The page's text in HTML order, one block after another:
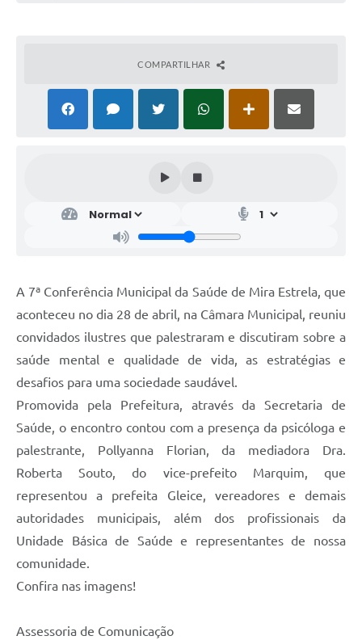
COMPARTILHAR
A 7ª Conferência Municipal da Saúde de Mira Estrela, que
aconteceu no dia 28 de abril, na Câmara Municipal, reuniu
convidados ilustres que palestraram e discutiram sobre a
saúde mental e qualidade de vida, as estratégias e
desafios para uma sociedade saudável.
Promovida pela Prefeitura, através da Secretaria de
Saúde, o encontro contou com a presença da psicóloga e
palestrante, Pollyanna Florian, da mediadora Dra.
Roberta Souto, do vice-prefeito Marquim, que
representou a prefeita Gleice, vereadores e demais
autoridades municipais, além dos profissionais da
Unidade Básica de Saúde e representantes de nossa
comunidade.
Confira nas imagens!
Assessoria de Comunicação